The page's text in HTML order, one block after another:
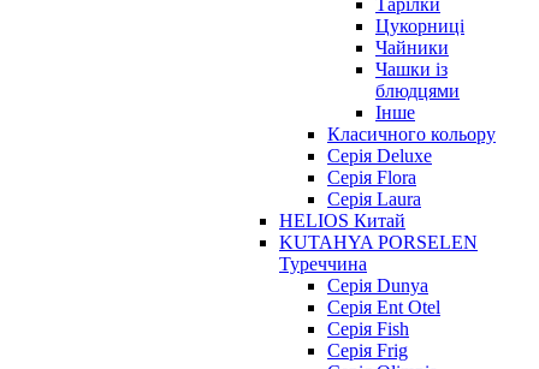
Тарілки
Цукорниці
Чайники
Чашки із
блюдцями
Інше
Класичного кольору
Серія Deluxe
Серія Flora
Серія Laura
HELIOS Китай
KUTAHYA PORSELEN
Туреччина
Серія Dunya
Серія Ent Otel
Серія Fish
Серія Frig